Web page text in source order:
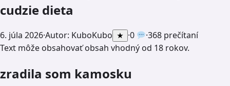
cudzie dieta
6. júla 2026·Autor: KuboKubo ★ ·0 ·368 prečítaní
Text môže obsahovať obsah vhodný od 18 rokov.
zradila som kamosku